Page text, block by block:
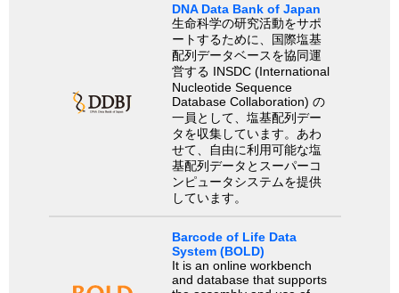
DNA Data Bank of Japan
生命科学の研究活動をサポ
ートするために、国際塩基
配列データベースを協同運
営する INSDC (International
Nucleotide Sequence
Database Collaboration) の
一員として、塩基配列デー
タを収集しています。あわ
せて、自由に利用可能な塩
基配列データとスーパーコ
ンピュータシステムを提供
しています。
Barcode of Life Data
System (BOLD)
It is an online workbench
and database that supports